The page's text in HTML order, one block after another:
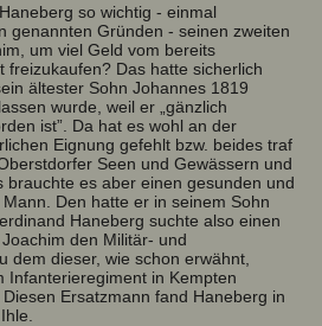
so wichtig - einmal
genannten Gründen - seinen zweiten
um viel Geld vom bereits
freizukaufen? Das hatte sicherlich
ältester Sohn Johannes 1819
wurde, weil er „gänzlich
ist”. Da hat es wohl an der
Eignung gefehlt bzw. beides traf
Seen und Gewässern und
brauchte es aber einen gesunden und
Den hatte er in seinem Sohn
Haneberg suchte also einen
den Militär- und
dem dieser, wie schon erwähnt,
Infanterieregiment in Kempten
Ersatzmann fand Haneberg in